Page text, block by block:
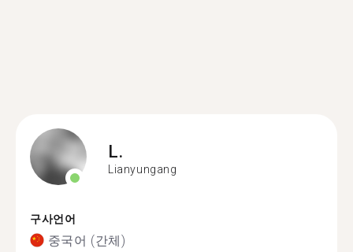
L.
Lianyungang
구사언어
중국어 (간체)